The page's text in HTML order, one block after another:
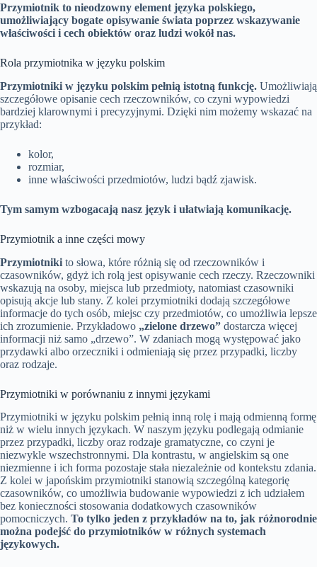
Przymiotnik to nieodzowny element języka polskiego,
umożliwiający bogate opisywanie świata poprzez wskazywanie
właściwości i cech obiektów oraz ludzi wokół nas.
Rola przymiotnika w języku polskim
Przymiotniki w języku polskim pełnią istotną funkcję. Umożliwiają
szczegółowe opisanie cech rzeczowników, co czyni wypowiedzi
bardziej klarownymi i precyzyjnymi. Dzięki nim możemy wskazać na
przykład:
kolor,
rozmiar,
inne właściwości przedmiotów, ludzi bądź zjawisk.
Tym samym wzbogacają nasz język i ułatwiają komunikację.
Przymiotnik a inne części mowy
Przymiotniki to słowa, które różnią się od rzeczowników i
czasowników, gdyż ich rolą jest opisywanie cech rzeczy. Rzeczowniki
wskazują na osoby, miejsca lub przedmioty, natomiast czasowniki
opisują akcje lub stany. Z kolei przymiotniki dodają szczegółowe
informacje do tych osób, miejsc czy przedmiotów, co umożliwia lepsze
ich zrozumienie. Przykładowo „zielone drzewo” dostarcza więcej
informacji niż samo „drzewo”. W zdaniach mogą występować jako
przydawki albo orzeczniki i odmieniają się przez przypadki, liczby
oraz rodzaje.
Przymiotniki w porównaniu z innymi językami
Przymiotniki w języku polskim pełnią inną rolę i mają odmienną formę
niż w wielu innych językach. W naszym języku podlegają odmianie
przez przypadki, liczby oraz rodzaje gramatyczne, co czyni je
niezwykle wszechstronnymi. Dla kontrastu, w angielskim są one
niezmienne i ich forma pozostaje stała niezależnie od kontekstu zdania.
Z kolei w japońskim przymiotniki stanowią szczególną kategorię
czasowników, co umożliwia budowanie wypowiedzi z ich udziałem
bez konieczności stosowania dodatkowych czasowników
pomocniczych. To tylko jeden z przykładów na to, jak różnorodnie
można podejść do przymiotników w różnych systemach
językowych.